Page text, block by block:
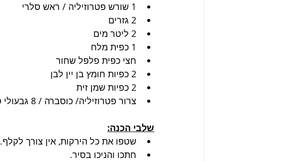
1 שורש פטרוזיליה / ראש סלרי
2 גזרים
2 ליטר מים
1 כפית מלח
חצי כפית פלפל שחור
2 כפיות חומץ בן יין לבן
2 כפיות שמן זית
צרור פטרוזיליה/ כוסברה / 8 גבעולי טימין - אופציונאלי
שלבי הכנה:
שטפו את כל הירקות, אין צורך לקלף.
חתכו והניכו בסיר.